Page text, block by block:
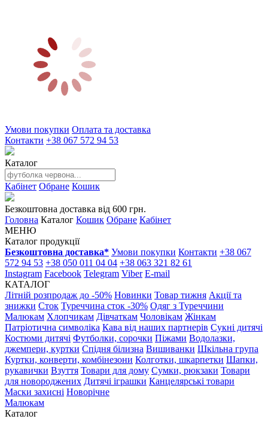
Умови покупки Оплата та доставка
Контакти +38 067 572 94 53
Каталог
Кабінет Обране Кошик
Безкоштовна доставка від 600 грн.
Головна Каталог Кошик Обране Кабінет
МЕНЮ
Каталог продукції
Безкоштовна доставка* Умови покупки Контакти +38 067
572 94 53 +38 050 011 04 04 +38 063 321 82 61
Instagram Facebook Telegram Viber E-mail
КАТАЛОГ
Літній розпродаж до -50% Новинки Товар тижня Акції та
знижки Сток Туреччина сток -30% Одяг з Туреччини
Малюкам Хлопчикам Дівчаткам Чоловікам Жінкам
Патріотична символіка Кава від наших партнерів Сукні дитячі
Костюми дитячі Футболки, сорочки Піжами Водолазки,
джемпери, куртки Спідня білизна Вишиванки Шкільна група
Куртки, конверти, комбінезони Колготки, шкарпетки Шапки,
рукавички Взуття Товари для дому Сумки, рюкзаки Товари
для новороджених Дитячі іграшки Канцелярські товари
Маски захисні Новорічне
Малюкам
Каталог